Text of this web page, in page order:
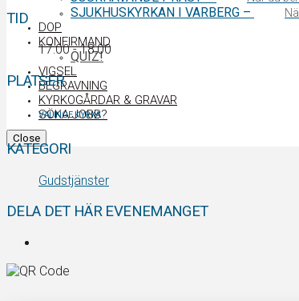
SJUKHUSKYRKAN I VARBERG –
DOP
KONFIRMAND
QUIZ!
VIGSEL
BEGRAVNING
KYRKOGÅRDAR & GRAVAR
SÖKA JOBB?
Close
TID
17:00 - 18:00
PLATSER
VALINGE KYRKA
KATEGORI
Gudstjänster
DELA DET HÄR EVENEMANGET